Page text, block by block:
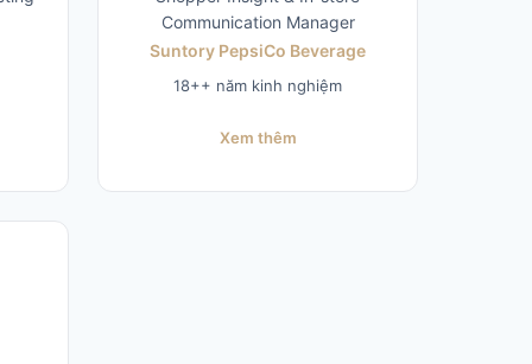
Communication Manager
Suntory PepsiCo Beverage
18++ năm kinh nghiệm
Xem thêm